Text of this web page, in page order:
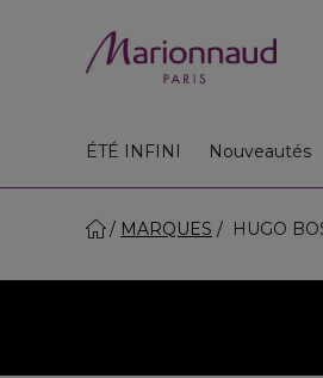
ÉTÉ INFINI Nouveautés
MARQUES HUGO